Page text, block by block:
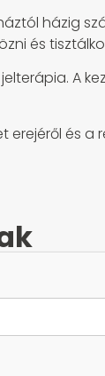
házig
és
A
és